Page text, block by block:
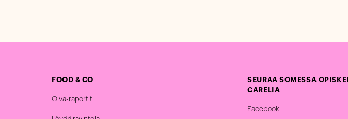
FOOD & CO
Oiva-raportit
SEURAA SOMESSA
CARELIA
Facebook